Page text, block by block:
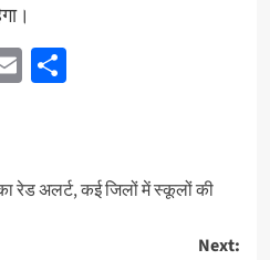
EmailShare
रेड अलर्ट, कई जिलों में स्कूलों की
Next: